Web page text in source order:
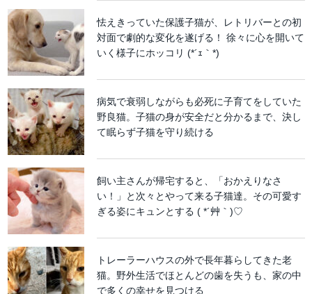
怯えきっていた保護子猫が、レトリバーとの初
対面で劇的な変化を遂げる！ 徐々に心を開いて
いく様子にホッコリ (*´ｪ｀*)
病気で衰弱しながらも必死に子育てをしていた
野良猫。子猫の身が安全だと分かるまで、決し
て眠らず子猫を守り続ける
飼い主さんが帰宅すると、「おかえりなさ
い！」と次々とやって来る子猫達。その可愛す
ぎる姿にキュンとする ( *´艸｀)♡
トレーラーハウスの外で長年暮らしてきた老
猫。野外生活でほとんどの歯を失うも、家の中
で多くの幸せを見つける